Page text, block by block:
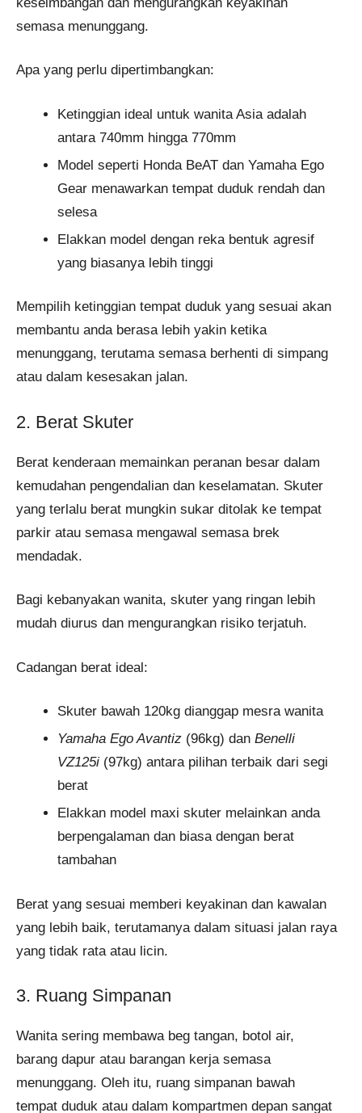
semasa menunggang.
Apa yang perlu dipertimbangkan:
Ketinggian ideal untuk wanita Asia adalah
antara 740mm hingga 770mm
Model seperti Honda BeAT dan Yamaha Ego
Gear menawarkan tempat duduk rendah dan
selesa
Elakkan model dengan reka bentuk agresif
yang biasanya lebih tinggi
Mempilih ketinggian tempat duduk yang sesuai akan
membantu anda berasa lebih yakin ketika
menunggang, terutama semasa berhenti di simpang
atau dalam kesesakan jalan.
2. Berat Skuter
Berat kenderaan memainkan peranan besar dalam
kemudahan pengendalian dan keselamatan. Skuter
yang terlalu berat mungkin sukar ditolak ke tempat
parkir atau semasa mengawal semasa brek
mendadak.
Bagi kebanyakan wanita, skuter yang ringan lebih
mudah diurus dan mengurangkan risiko terjatuh.
Cadangan berat ideal:
Skuter bawah 120kg dianggap mesra wanita
Yamaha Ego Avantiz (96kg) dan Benelli
VZ125i (97kg) antara pilihan terbaik dari segi
berat
Elakkan model maxi skuter melainkan anda
berpengalaman dan biasa dengan berat
tambahan
Berat yang sesuai memberi keyakinan dan kawalan
yang lebih baik, terutamanya dalam situasi jalan raya
yang tidak rata atau licin.
3. Ruang Simpanan
Wanita sering membawa beg tangan, botol air,
barang dapur atau barangan kerja semasa
menunggang. Oleh itu, ruang simpanan bawah
tempat duduk atau dalam kompartmen depan sangat